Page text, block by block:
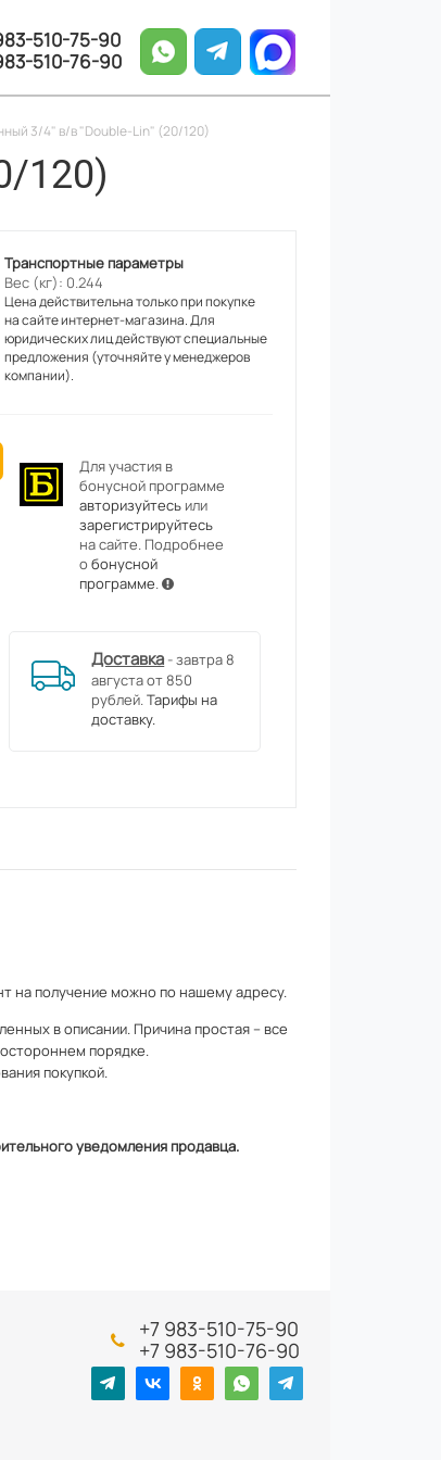
510-75-90
510-76-90
3/4" в/в "Double-Lin" (20/120)
120)
Транспортные параметры
Вес (кг): 0.244
Цена действительна только при покупке
на сайте интернет-магазина. Для
юридических лиц действуют специальные
предложения (уточняйте у менеджеров
компании).
Для участия в
бонусной программе
авторизуйтесьили
зарегистрируйтесь
на сайте. Подробнее
обонусной
программе.
Доставка - завтра 8
августа от 850
рублей.Тарифы на
доставку.
на получение можно по нашему адресу.
в описании. Причина простая – все
порядке.
покупкой.
уведомления продавца.
+7 983-510-75-90
+7 983-510-76-90